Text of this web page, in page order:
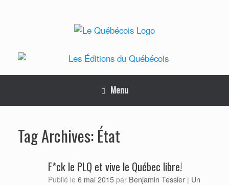
Menu
Tag Archives: État
F*ck le PLQ et vive le Québec libre!
Publié le 6 mai 2015 par Benjamin Tessier| Un